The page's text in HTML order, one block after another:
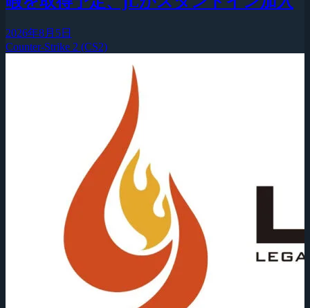
2026年8月5日
Counter-Strike 2 (CS2)